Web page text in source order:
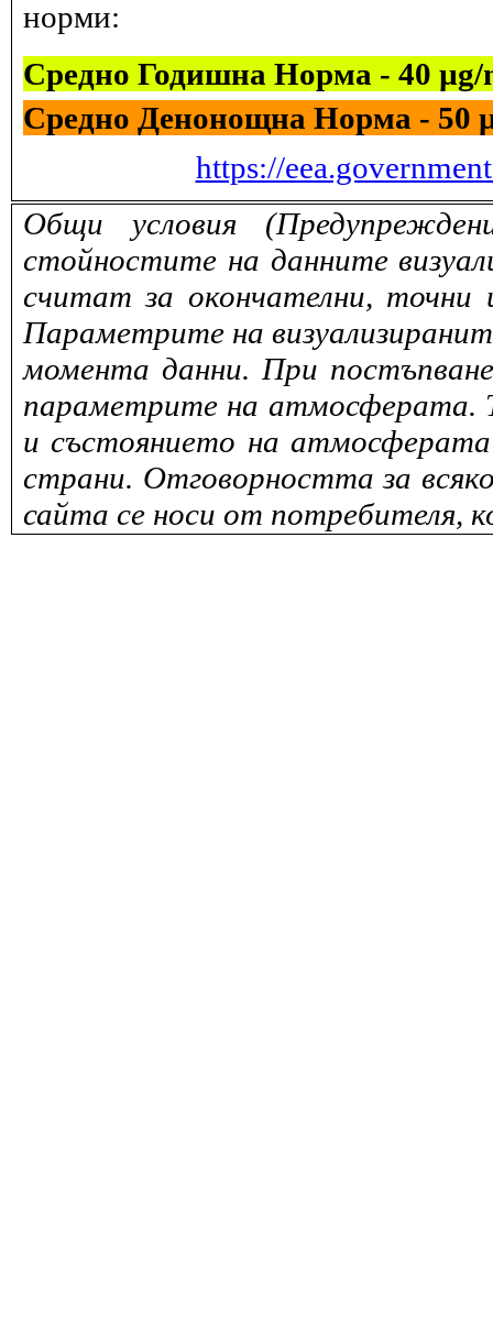
норми:
Средно Годишна Норма - 40 µg/
Средно Денонощна Норма - 50
https://
Общи условия
стойностите на данните
считат за окончателни,
Параметрите на
момента данни. При
параметрите на атмосферата.
и състоянието на
страни. Отговорността за
сайта се носи от потребителя,